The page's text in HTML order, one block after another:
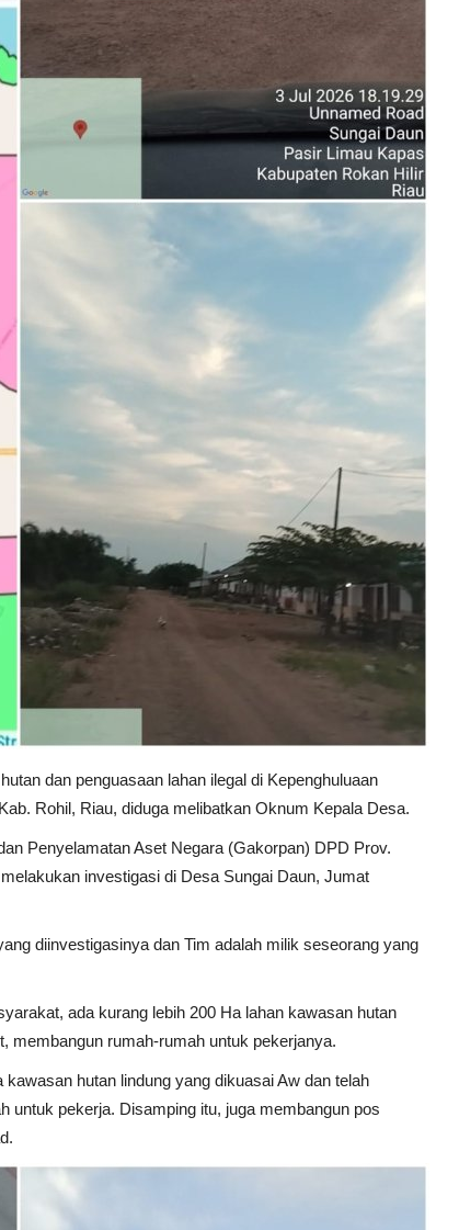
dan penguasaan lahan ilegal di Kepenghuluaan
Rohil, Riau, diduga melibatkan Oknum Kepala Desa.
Penyelamatan Aset Negara (Gakorpan) DPD Prov.
investigasi di Desa Sungai Daun, Jumat
diinvestigasinya dan Tim adalah milik seseorang yang
ada kurang lebih 200 Ha lahan kawasan hutan
membangun rumah-rumah untuk pekerjanya.
hutan lindung yang dikuasai Aw dan telah
untuk pekerja. Disamping itu, juga membangun pos